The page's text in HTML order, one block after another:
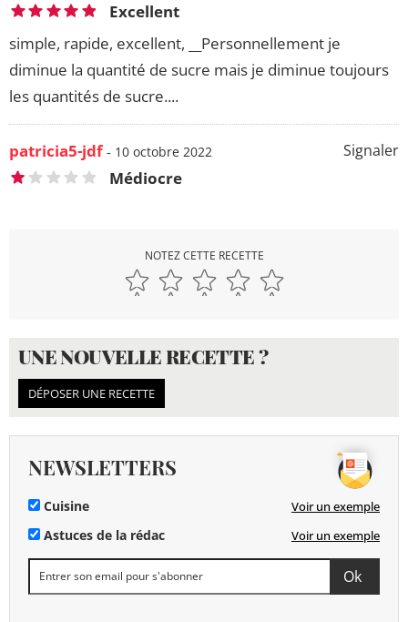
Excellent
simple, rapide, excellent, __Personnellement je
diminue la quantité de sucre mais je diminue toujours
les quantités de sucre....
Signaler
patricia5-jdf- 10 octobre 2022
Médiocre
NOTEZ CETTE RECETTE
UNE NOUVELLE RECETTE ?
DÉPOSER UNE RECETTE
NEWSLETTERS
Cuisine Voir un exemple
Astuces de la rédac Voir un exemple